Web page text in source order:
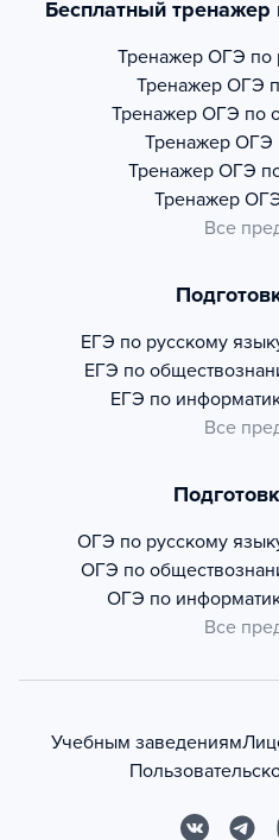
Бесплатный
Тренажер ОГЭ по
Тренажер ОГЭ
Тренажер ОГЭ по
Тренажер ОГЭ
Тренажер ОГЭ
Тренажер
Все
ЕГЭ по русскому
ЕГЭ по
ЕГЭ по
Все
ОГЭ по русскому
ОГЭ по
ОГЭ по
Все
Учебным заведениям